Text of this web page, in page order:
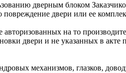
дверным блоком
двери или ее
на то
двери и не указанных в акте
механизмов, глазков,